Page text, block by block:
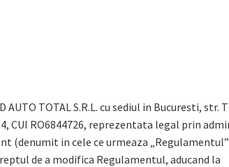
AUTO TOTAL S.R.L. cu sediul in Bucuresti, str.
CUI RO6844726, reprezentata legal prin
(denumit in cele ce urmeaza
de a modifica Regulamentul, aducand la